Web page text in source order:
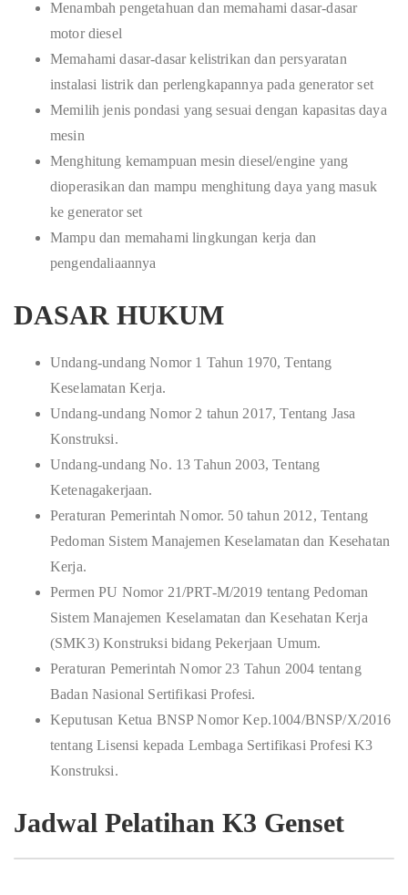
Menambah pengetahuan dan memahami dasar-dasar
motor diesel
Memahami dasar-dasar kelistrikan dan persyaratan
instalasi listrik dan perlengkapannya pada generator set
Memilih jenis pondasi yang sesuai dengan kapasitas daya
mesin
Menghitung kemampuan mesin diesel/engine yang
dioperasikan dan mampu menghitung daya yang masuk
ke generator set
Mampu dan memahami lingkungan kerja dan
pengendaliaannya
DASAR HUKUM
Undang-undang Nomor 1 Tahun 1970, Tentang
Keselamatan Kerja.
Undang-undang Nomor 2 tahun 2017, Tentang Jasa
Konstruksi.
Undang-undang No. 13 Tahun 2003, Tentang
Ketenagakerjaan.
Peraturan Pemerintah Nomor. 50 tahun 2012, Tentang
Pedoman Sistem Manajemen Keselamatan dan Kesehatan
Kerja.
Permen PU Nomor 21/PRT-M/2019 tentang Pedoman
Sistem Manajemen Keselamatan dan Kesehatan Kerja
(SMK3) Konstruksi bidang Pekerjaan Umum.
Peraturan Pemerintah Nomor 23 Tahun 2004 tentang
Badan Nasional Sertifikasi Profesi.
Keputusan Ketua BNSP Nomor Kep.1004/BNSP/X/2016
tentang Lisensi kepada Lembaga Sertifikasi Profesi K3
Konstruksi.
Jadwal Pelatihan K3 Genset